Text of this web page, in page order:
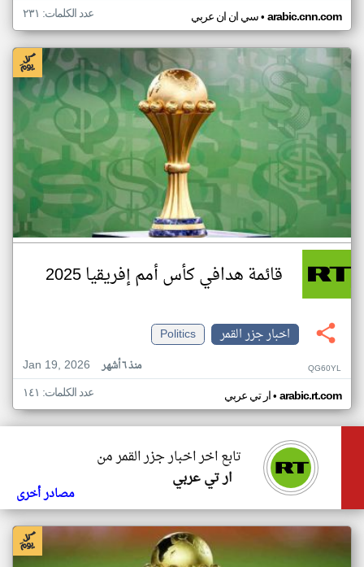
سي ان ان عربي• arabic.cnn.com عدد الكلمات: ٢٣١
قائمة هدافي كأس أمم إفريقيا 2025
اخبار جزر القمر
Politics
Jan 19, 2026
منذ ٦ أشهر QG60YL
ار تي عربي• arabic.rt.com عدد الكلمات: ١٤١
تابع اخر اخبار جزر القمر من
ار تي عربي
مصادر أخرى